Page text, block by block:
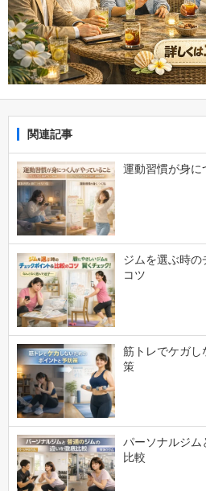
関連記事
運動習慣が身に
ジムを選ぶ時
コツ
筋トレでケガし
策
パーソナルジム
比較